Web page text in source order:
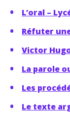
L’oral –
Réfuter
Victor
La parole
Les
Le texte